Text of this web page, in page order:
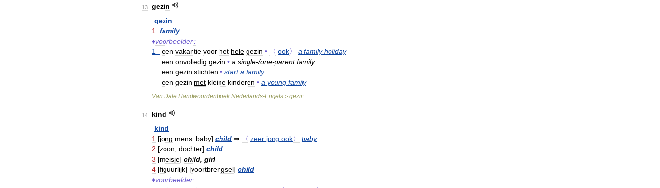
13
gezin
gezin
1
family
♦voorbeelden:
1
een vakantie voor het hele gezin • 〈 ook〉 a family holiday
een onvolledig gezin • a single-/one-parent family
een gezin stichten • start a family
een gezin met kleine kinderen • a young family
Van Dale Handwoordenboek Nederlands-Engels > gezin
14
kind
kind
1 [jong mens baby] child ⇒ 〈 zeer jong ook〉
baby
2 [zoon dochter] child
3 [meisje] child, girl
4 [figuurlijk] [voortbrengsel] child
♦voorbeelden: